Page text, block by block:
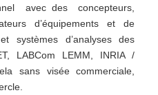
avec des concepteurs,
d’équipements et de
systèmes d’analyses des
LABCom LEMM, INRIA /
sans visée commerciale,